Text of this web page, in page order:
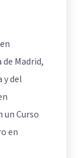
Madrid,
y del
Curso
en